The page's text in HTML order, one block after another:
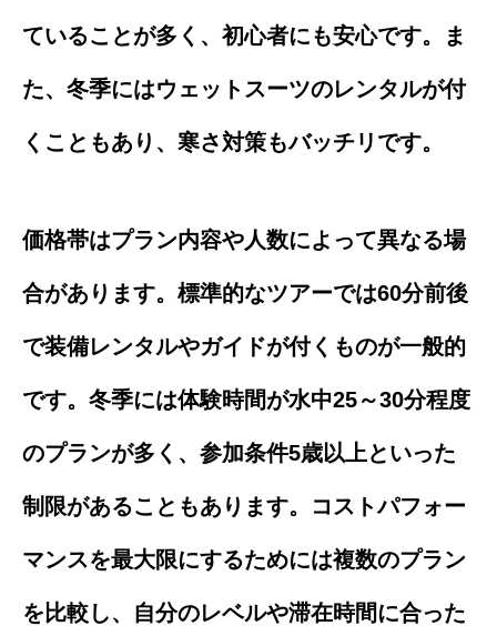
ていることが多く、初心者にも安心です。ま
た、冬季にはウェットスーツのレンタルが付
くこともあり、寒さ対策もバッチリです。
価格帯はプラン内容や人数によって異なる場
合があります。標準的なツアーでは60分前後
で装備レンタルやガイドが付くものが一般的
です。冬季には体験時間が水中25～30分程度
のプランが多く、参加条件5歳以上といった
制限があることもあります。コストパフォー
マンスを最大限にするためには複数のプラン
を比較し、自分のレベルや滞在時間に合った